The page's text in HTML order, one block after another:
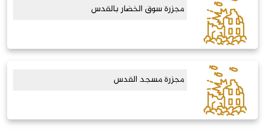
مجزرة سوق الخضار بالقدس
مجزرة مسجد القدس